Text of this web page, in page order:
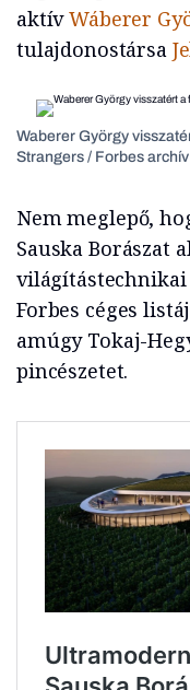
aktívWáberer
tulajdonostársa
Waberer György
Strangers / Forbes archív
Nem meglepő,
Sauska Borászat
világítástechnikai
Forbes céges
amúgy Tokaj-
pincészetet.